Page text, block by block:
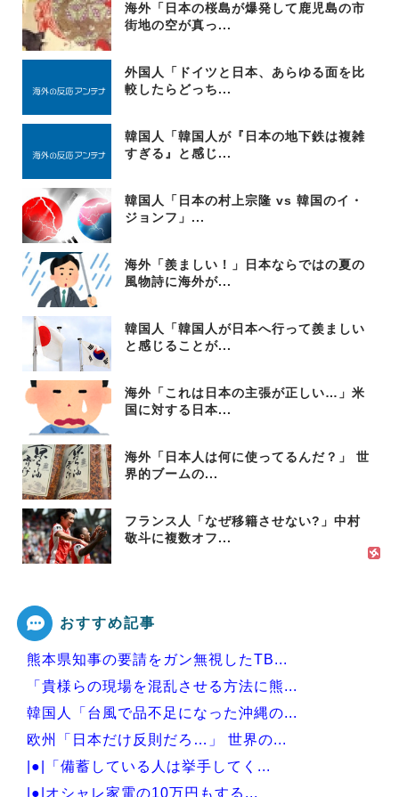
海外「日本の桜島が爆発して鹿児島の市
街地の空が真っ...
外国人「ドイツと日本、あらゆる面を比
較したらどっち...
韓国人「韓国人が『日本の地下鉄は複雑
すぎる』と感じ...
韓国人「日本の村上宗隆 vs 韓国のイ・
ジョンフ」...
海外「羨ましい！」日本ならではの夏の
風物詩に海外が...
韓国人「韓国人が日本へ行って羨ましい
と感じることが...
海外「これは日本の主張が正しい…」米
国に対する日本...
海外「日本人は何に使ってるんだ？」 世
界的ブームの...
フランス人「なぜ移籍させない?」中村
敬斗に複数オフ...
おすすめ記事
熊本県知事の要請をガン無視したTB...
「貴様らの現場を混乱させる方法に熊...
韓国人「台風で品不足になった沖縄の...
欧州「日本だけ反則だろ…」 世界の...
|●|「備蓄している人は挙手してく...
|●|オシャレ家電の10万円もする...